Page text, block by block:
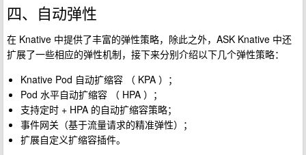
四、自动弹性
在 Knative 中提供了丰富的弹性策略，除此之外，ASK Knative 中还
扩展了一些相应的弹性机制，接下来分别介绍以下几个弹性策略：
Knative Pod 自动扩缩容 （ KPA ）；
Pod 水平自动扩缩容 （ HPA ）；
支持定时 + HPA 的自动扩缩容策略；
事件网关（基于流量请求的精准弹性）；
扩展自定义扩缩容插件。